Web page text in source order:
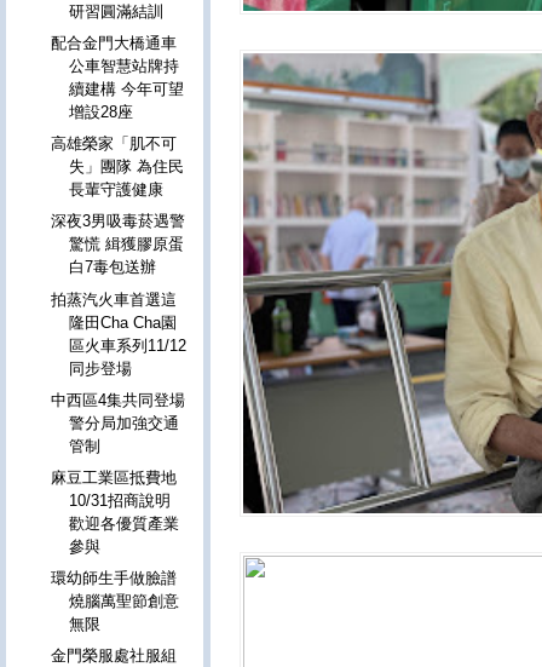
研習圓滿結訓
配合金門大橋通車
公車智慧站牌持
續建構 今年可望
增設28座
高雄榮家「肌不可
失」團隊 為住民
長輩守護健康
深夜3男吸毒菸遇警
驚慌 緝獲膠原蛋
白7毒包送辦
拍蒸汽火車首選這
隆田Cha Cha園
區火車系列11/12
同步登場
中西區4集共同登場
警分局加強交通
管制
麻豆工業區抵費地
10/31招商說明
歡迎各優質產業
參與
環幼師生手做臉譜
燒腦萬聖節創意
無限
金門榮服處社服組